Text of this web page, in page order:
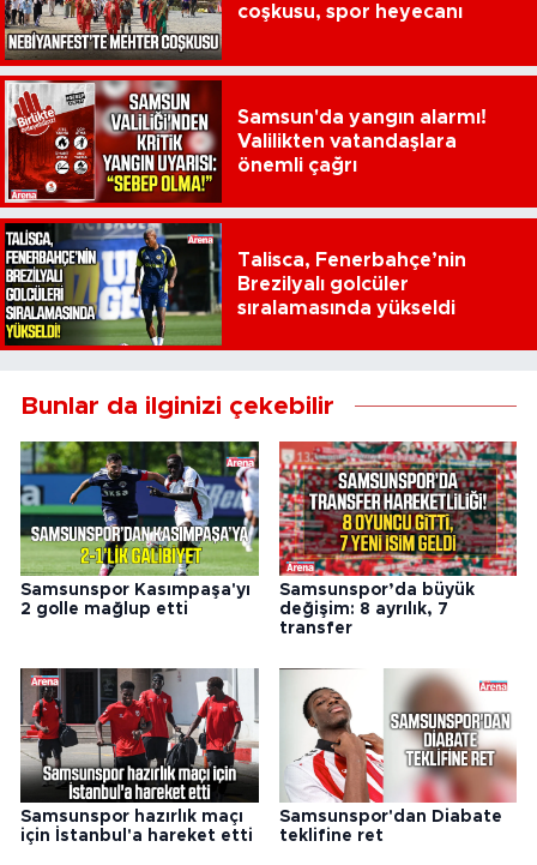
coşkusu, spor heyecanı
Samsun'da yangın alarmı!
Valilikten vatandaşlara
önemli çağrı
Talisca, Fenerbahçe’nin
Brezilyalı golcüler
sıralamasında yükseldi
Bunlar da ilginizi çekebilir
Samsunspor Kasımpaşa'yı
2 golle mağlup etti
Samsunspor’da büyük
değişim: 8 ayrılık, 7
transfer
Samsunspor hazırlık maçı
için İstanbul'a hareket etti
Samsunspor'dan Diabate
teklifine ret